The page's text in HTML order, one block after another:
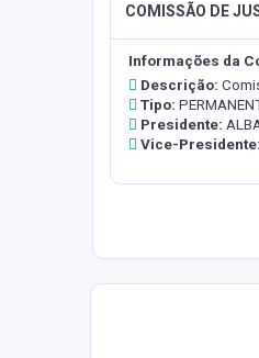
COMISSÃO DE
Informações da
Descrição:
Tipo:
Presidente:
Vice-Presidente: